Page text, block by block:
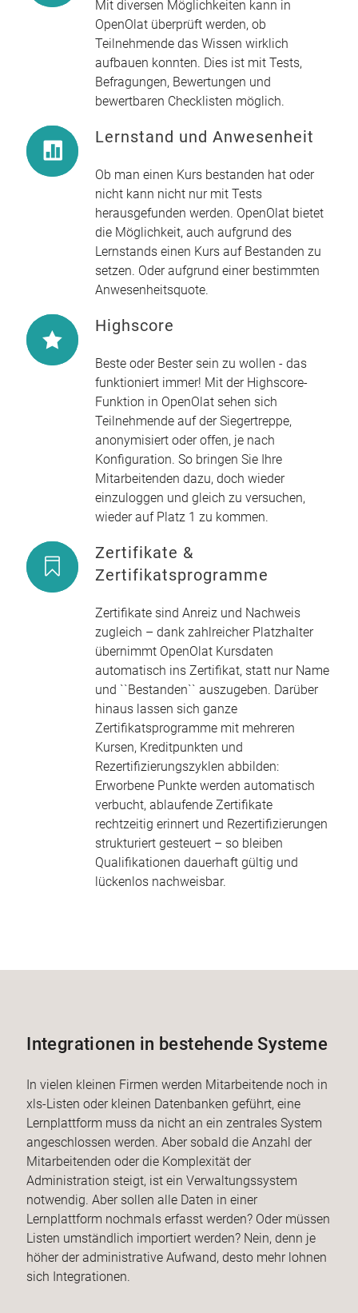
Mit diversen Möglichkeiten kann in
OpenOlat überprüft werden, ob
Teilnehmende das Wissen wirklich
aufbauen konnten. Dies ist mit Tests,
Befragungen, Bewertungen und
bewertbaren Checklisten möglich.
Lernstand und Anwesenheit
Ob man einen Kurs bestanden hat oder
nicht kann nicht nur mit Tests
herausgefunden werden. OpenOlat bietet
die Möglichkeit, auch aufgrund des
Lernstands einen Kurs auf Bestanden zu
setzen. Oder aufgrund einer bestimmten
Anwesenheitsquote.
Highscore
Beste oder Bester sein zu wollen - das
funktioniert immer! Mit der Highscore-
Funktion in OpenOlat sehen sich
Teilnehmende auf der Siegertreppe,
anonymisiert oder offen, je nach
Konfiguration. So bringen Sie Ihre
Mitarbeitenden dazu, doch wieder
einzuloggen und gleich zu versuchen,
wieder auf Platz 1 zu kommen.
Zertifikate &
Zertifikatsprogramme
Zertifikate sind Anreiz und Nachweis
zugleich – dank zahlreicher Platzhalter
übernimmt OpenOlat Kursdaten
automatisch ins Zertifikat, statt nur Name
und ``Bestanden`` auszugeben. Darüber
hinaus lassen sich ganze
Zertifikatsprogramme mit mehreren
Kursen, Kreditpunkten und
Rezertifizierungszyklen abbilden:
Erworbene Punkte werden automatisch
verbucht, ablaufende Zertifikate
rechtzeitig erinnert und Rezertifizierungen
strukturiert gesteuert – so bleiben
Qualifikationen dauerhaft gültig und
lückenlos nachweisbar.
Integrationen in bestehende Systeme
In vielen kleinen Firmen werden Mitarbeitende noch in
xls-Listen oder kleinen Datenbanken geführt, eine
Lernplattform muss da nicht an ein zentrales System
angeschlossen werden. Aber sobald die Anzahl der
Mitarbeitenden oder die Komplexität der
Administration steigt, ist ein Verwaltungssystem
notwendig. Aber sollen alle Daten in einer
Lernplattform nochmals erfasst werden? Oder müssen
Listen umständlich importiert werden? Nein, denn je
höher der administrative Aufwand, desto mehr lohnen
sich Integrationen.